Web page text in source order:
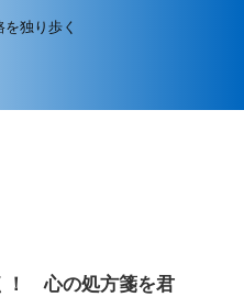
独り歩く
！ 心の処方箋を君